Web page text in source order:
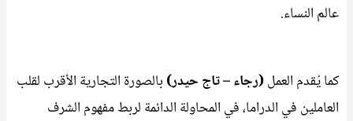
عالم النساء.
كما يُقدم العمل(رجاء – تاج حيدر) بالصورة التجارية الأقرب لقلب
العاملين في الدراما، في المحاولة الدائمة لربط مفهوم الشرف